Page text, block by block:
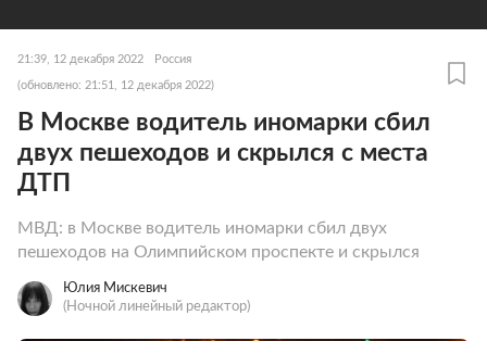
21:39, 12 декабря 2022 Россия
(обновлено: 21:51, 12 декабря 2022)
В Москве водитель иномарки сбил
двух пешеходов и скрылся с места
ДТП
МВД: в Москве водитель иномарки сбил двух
пешеходов на Олимпийском проспекте и скрылся
Юлия Мискевич
(Ночной линейный редактор)